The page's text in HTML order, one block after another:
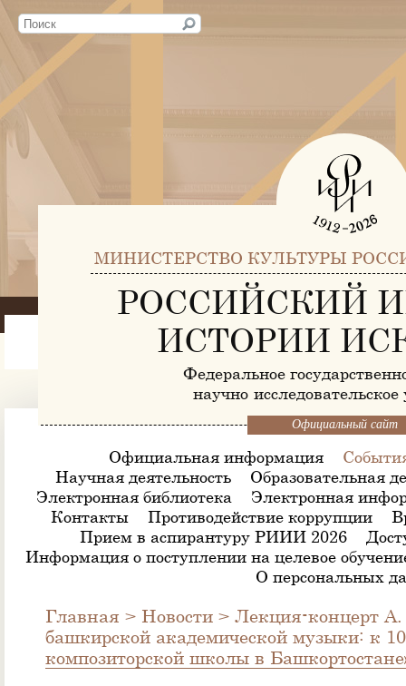
МИНИСТЕРСТВО КУЛЬТУРЫ
РОССИЙСКИЙ
ИСТОРИИ
Федеральное
научно-
Официальный сайт
Официальная информация
Научная деятельность
Образовательная
Электронная библиотека
Электронная
Контакты
Противодействие коррупции
Прием в аспирантуру РИИИ 2026
Информация о поступлении на целевое
О персональных
Главная > Новости > Лекция-концерт
башкирской академической музыки: к
композиторской школы в